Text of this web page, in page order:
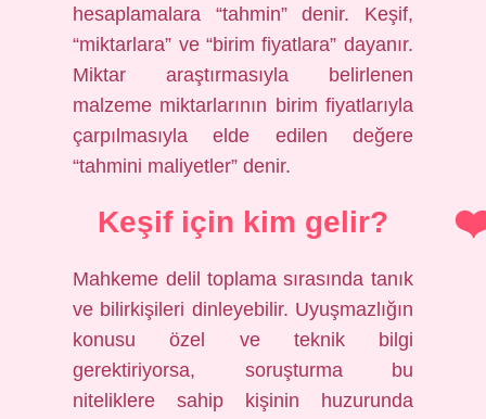
hesaplamalara “tahmin” denir. Keşif,
“miktarlara” ve “birim fiyatlara” dayanır.
Miktar araştırmasıyla belirlenen
malzeme miktarlarının birim fiyatlarıyla
çarpılmasıyla elde edilen değere
“tahmini maliyetler” denir.
Keşif için kim gelir?
Mahkeme delil toplama sırasında tanık
ve bilirkişileri dinleyebilir. Uyuşmazlığın
konusu özel ve teknik bilgi
gerektiriyorsa, soruşturma bu
niteliklere sahip kişinin huzurunda